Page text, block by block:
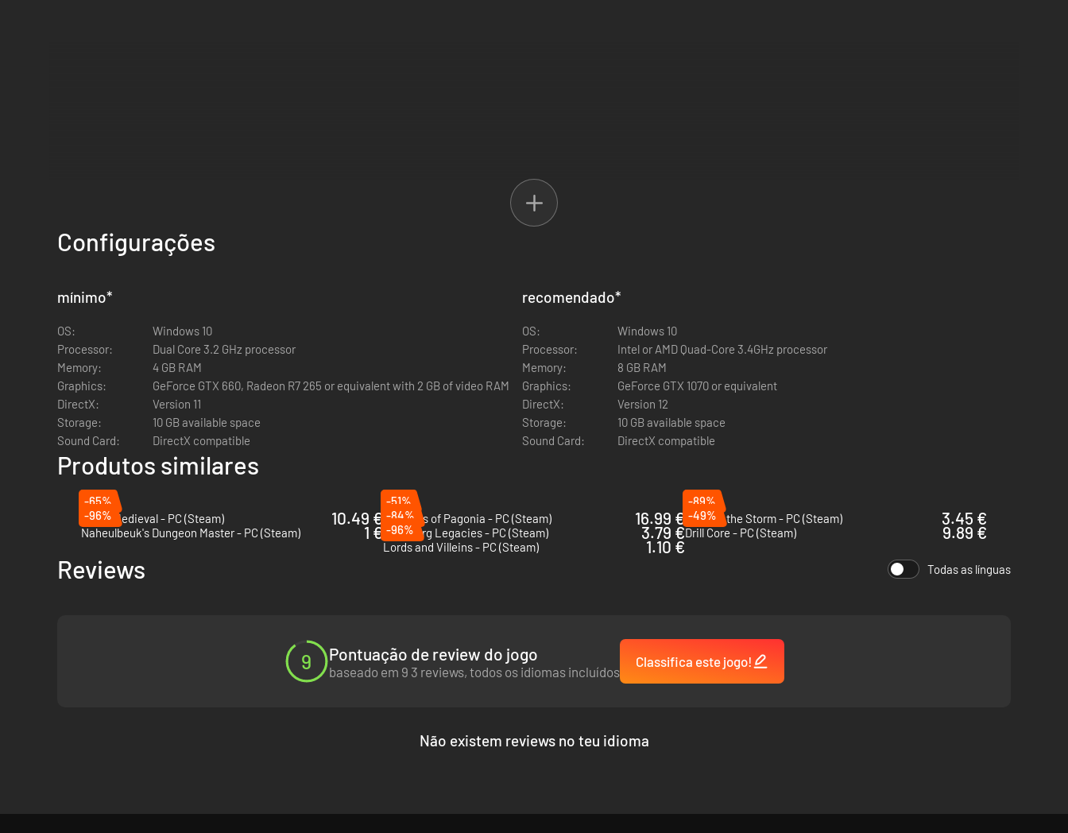
Configurações
mínimo*
OS:
Windows 10
Processor:
Dual Core 3.2 GHz processor
Memory:
4 GB RAM
Graphics:
GeForce GTX 660, Radeon R7 265 or equivalent with 2 GB of video RAM
DirectX:
Version 11
Storage:
10 GB available space
Sound Card:
DirectX compatible
recomendado*
OS:
Windows 10
Processor:
Intel or AMD Quad-Core 3.4GHz processor
Memory:
8 GB RAM
Graphics:
GeForce GTX 1070 or equivalent
DirectX:
Version 12
Storage:
10 GB available space
Sound Card:
DirectX compatible
Produtos similares
-65%
Going Medieval - PC (Steam)
10.49 €
-51%
Pioneers of Pagonia - PC (Steam)
16.99 €
-89%
Against the Storm - PC (Steam)
3.45 €
-96%
Naheulbeuk's Dungeon Master - PC (Steam)
1 €
-84%
Lakeburg Legacies - PC (Steam)
3.79 €
-49%
Drill Core - PC (Steam)
9.89 €
-96%
Lords and Villeins - PC (Steam)
1.10 €
Reviews Todas as línguas
9 Pontuação de review do jogo
baseado em 9 3 reviews, todos os idiomas incluídos
Classifica este jogo!
Não existem reviews no teu idioma